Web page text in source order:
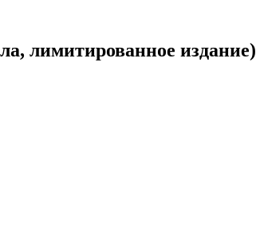
лимитированное издание)